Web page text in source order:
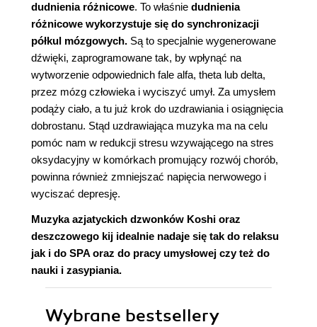
dudnienia różnicowe. To właśnie dudnienia
różnicowe wykorzystuje się do synchronizacji
półkul mózgowych. Są to specjalnie wygenerowane
dźwięki, zaprogramowane tak, by wpłynąć na
wytworzenie odpowiednich fale alfa, theta lub delta,
przez mózg człowieka i wyciszyć umył. Za umysłem
podąży ciało, a tu już krok do uzdrawiania i osiągnięcia
dobrostanu. Stąd uzdrawiająca muzyka ma na celu
pomóc nam w redukcji stresu wzywającego na stres
oksydacyjny w komórkach promujący rozwój chorób,
powinna również zmniejszać napięcia nerwowego i
wyciszać depresję.
Muzyka azjatyckich dzwonków Koshi oraz
deszczowego kij idealnie nadaje się tak do relaksu
jak i do SPA oraz do pracy umysłowej czy też do
nauki i zasypiania.
Wybrane bestsellery